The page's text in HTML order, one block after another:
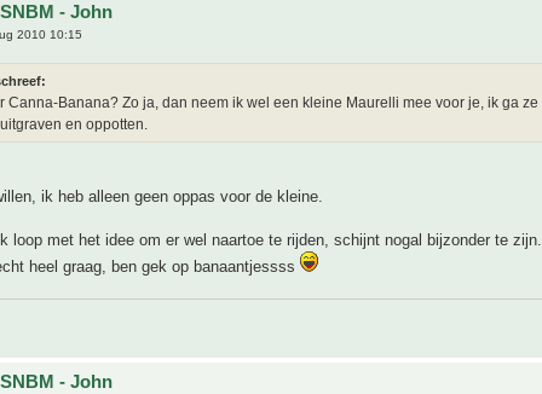
- John
2010 10:15
Canna-Banana? Zo ja, dan neem ik wel een kleine Maurelli mee voor je, ik ga ze
en oppotten.
ik heb alleen geen oppas voor de kleine.
loop met het idee om er wel naartoe te rijden, schijnt nogal bijzonder te zijn.
heel graag, ben gek op banaantjessss
- John